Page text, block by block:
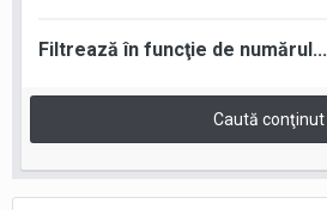
Filtrează în funcţie de numărul...
Caută conţinut